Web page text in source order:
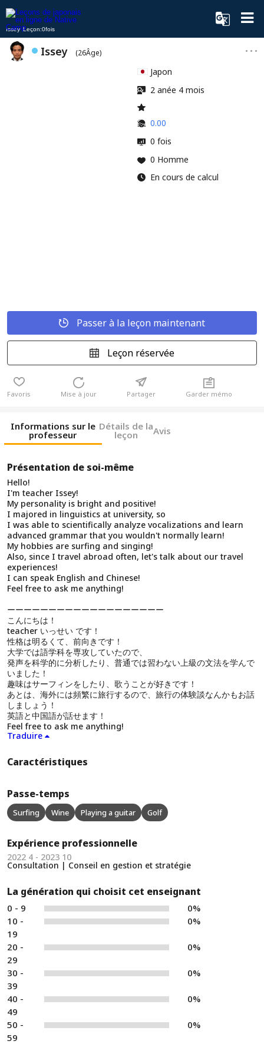
Issey Leçon:0fois
Issey (26Âge)
Japon
2 anée 4 mois
0.00
0 fois
0 Homme
En cours de calcul
Passer à la leçon maintenant
Leçon réservée
Favoris Mise à jour Partager Garder mémo
Informations sur le
professeur
Détails de la
leçon Avis
Présentation de soi-même
Hello!
I'm teacher Issey!
My personality is bright and positive!
I majored in linguistics at university, so
I was able to scientifically analyze vocalizations and learn
advanced grammar that you wouldn't normally learn!
My hobbies are surfing and singing!
Also, since I travel abroad often, let's talk about our travel
experiences!
I can speak English and Chinese!
Feel free to ask me anything!
ーーーーーーーーーーーーーーーーーーー
こんにちは！
teacher いっせい です！
性格は明るくて、前向きです！
大学では語学科を専攻していたので、
発声を科学的に分析したり、普通では習わない上級の文法を学んで
いました！
趣味はサーフィンをしたり、歌うことが好きです！
あとは、海外には頻繁に旅行するので、旅行の体験談なんかもお話
しましょう！
英語と中国語が話せます！
Feel free to ask me anything!
Traduire
Caractéristiques
Passe-temps
Surfing Wine Playing a guitar Golf
Expérience professionnelle
2022 4 - 2023 10
Consultation | Conseil en gestion et stratégie
La génération qui choisit cet enseignant
0 - 9
0%
10 -
19
0%
20 -
29
0%
30 -
39
0%
40 -
49
0%
50 -
59
0%